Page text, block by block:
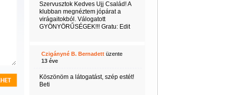
Szervusztok Kedves Ujj Család! A
klubban megnéztem jópárat a
virágaitokból. Válogatott
GYÖNYÖRŰSÉGEK!!! Gratu: Edit
Czigányné B. Bernadettüzente
13 éve
Köszönöm a látogatást, szép estét!
Beti